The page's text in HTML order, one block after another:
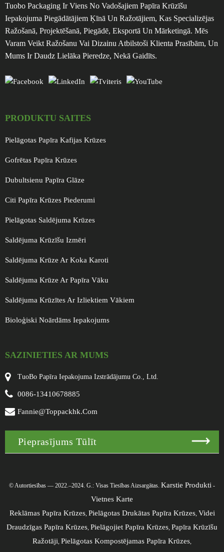
Tuobo Packaging Ir Viens No Vadošajiem Papīra Krūzīšu
Iepakojuma Piegādātājiem Ķīnā Un Ražotājiem, Kas Specializējas
Ražošanā, Projektēšanā, Piegādē, Eksportā Un Mārketingā. Mēs
Varam Veikt Ražošanu Vai Dizainu Atbilstoši Klienta Prasībām, Un
Mums Ir Daudz Lielāka Pieredze, Nekā Gaidīts.
PRODUKTU SAITES
Pielāgotas Papīra Kafijas Krūzes
Gofrētas Papīra Krūzes
Dubultsienu Papīra Glāze
Citi Papīra Krūzes Piederumi
Pielāgotas Saldējuma Krūzes
Saldējuma Krūzīšu Izmēri
Saldējuma Krūze Ar Koka Karoti
Saldējuma Krūze Ar Papīra Vāku
Saldējuma Krūzītes Ar Izliektiem Vākiem
Bioloģiski Noārdāms Iepakojums
SAZINIETIES AR MUMS
TuoBo Papīra Iepakojuma Izstrādājumu Co., Ltd.
0086-13410678885
Fannie@toppackhk.com
Pieprasījums Tūlīt
© Autortiesības — 2022.–2024. G.: Visas Tiesības Aizsargātas. Karstie Produkti -
Vietnes Karte
Reklāmas Papīra Krūzes, Pielāgotas Drukātas Papīra Krūzes, Videi
Draudzīgas Papīra Krūzes Pielāgojiet Papīra Krūzes Papīra Krūzīšu
Ražotāji Pielāgotas Kompostējamas Papīra Krūzes